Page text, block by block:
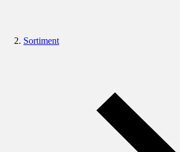
Sortiment